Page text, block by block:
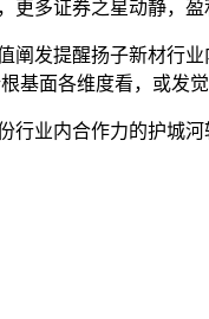
更多证券之星动静，
发提醒扬子新材行业
基面各维度看，或发
内合作力的护城河